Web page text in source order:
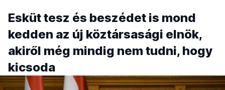
Esküt tesz és beszédet is mond
kedden az új köztársasági elnök,
akiről még mindig nem tudni, hogy
kicsoda